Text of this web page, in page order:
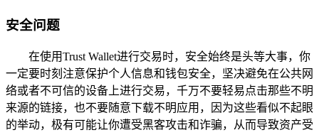
安全问题
在使用Trust Wallet进行交易时，安全始终是头等大事，你
一定要时刻注意保护个人信息和钱包安全，坚决避免在公共网
络或者不可信的设备上进行交易，千万不要轻易点击那些不明
来源的链接，也不要随意下载不明应用，因为这些看似不起眼
的举动，极有可能让你遭受黑客攻击和诈骗，从而导致资产受